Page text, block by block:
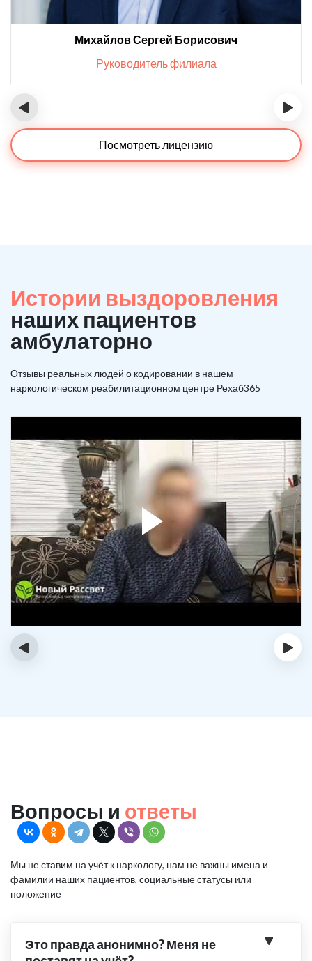
Михайлов Сергей Борисович
Руководитель филиала
‹ ›
Посмотреть лицензию
Истории выздоровления
наших пациентов
амбулаторно
Отзывы реальных людей о кодировании в нашем
наркологическом реабилитационном центре Рехаб365
‹ ›
Вопросы и ответы
Мы не ставим на учёт к наркологу, нам не важны имена и
фамилии наших пациентов, социальные статусы или
положение
Это правда анонимно? Меня не